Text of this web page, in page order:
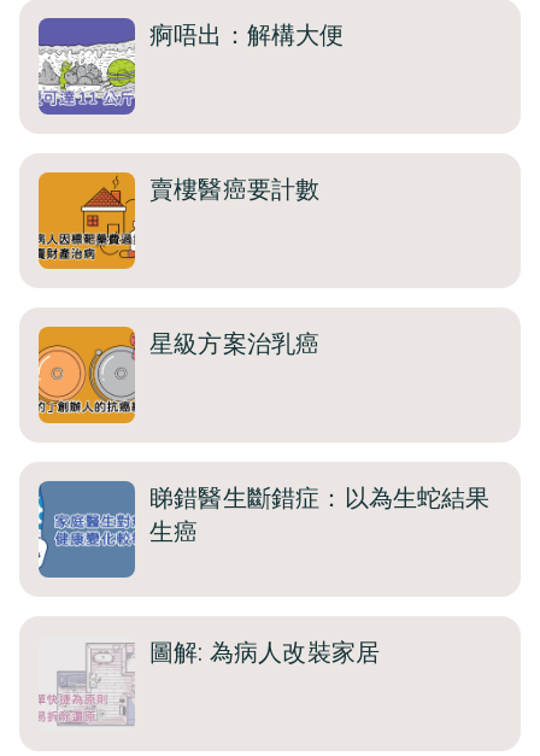
痾唔出：解構大便
賣樓醫癌要計數
星級方案治乳癌
睇錯醫生斷錯症：以為生蛇結果
生癌
圖解: 為病人改裝家居